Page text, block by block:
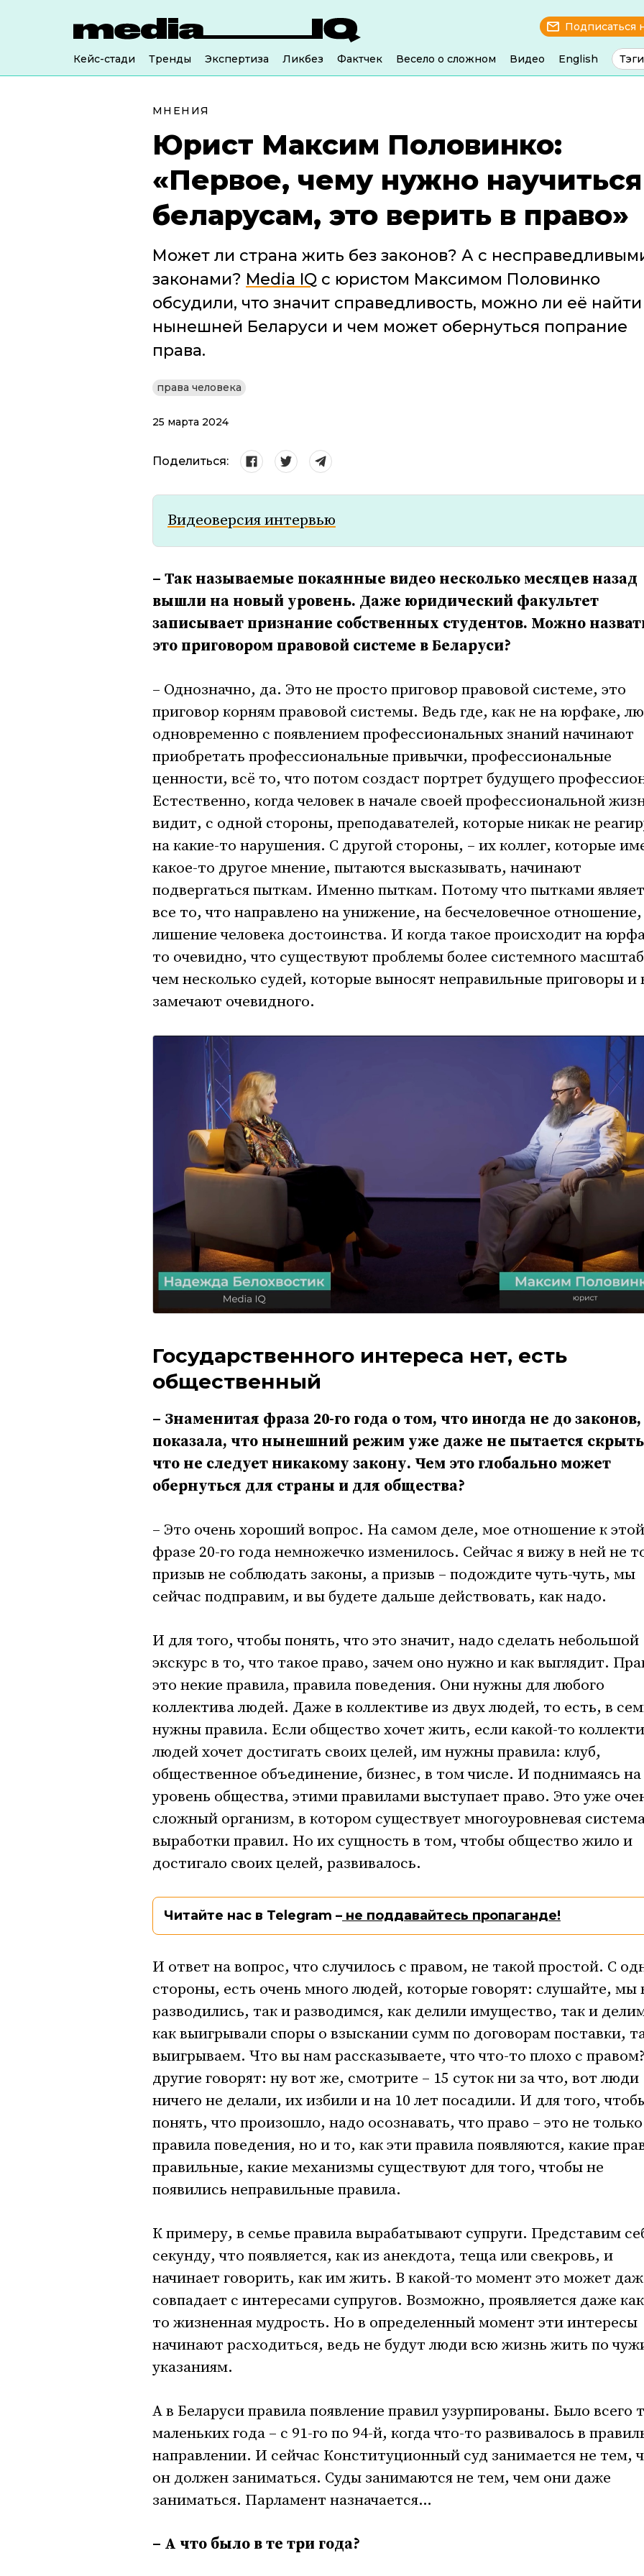
Подписаться
Кейс-стади Тренды Экспертиза Ликбез Фактчек Весело о сложном Видео English Тэги
МНЕНИЯ
Юрист Максим Половинко:
«Первое, чему нужно научиться
беларусам, это верить в право»
Может ли страна жить без законов? А с
законами? Media IQ с юристом Максимом Половинко
обсудили, что значит справедливость, можно ли её
нынешней Беларуси и чем может обернуться попрание
права.
права человека
25 марта 2024
Поделиться:
Видеоверсия интервью
– Так называемые покаянные видео несколько месяцев назад
вышли на новый уровень. Даже юридический факультет
записывает признание собственных студентов. Можно
это приговором правовой системе в Беларуси?
– Однозначно, да. Это не просто приговор правовой системе, это
приговор корням правовой системы. Ведь где, как не на юрфаке,
одновременно с появлением профессиональных знаний начинают
приобретать профессиональные привычки, профессиональные
ценности, всё то, что потом создаст портрет будущего
Естественно, когда человек в начале своей профессиональной
видит, с одной стороны, преподавателей, которые никак не
на какие-то нарушения. С другой стороны, – их коллег, которые
какое-то другое мнение, пытаются высказывать, начинают
подвергаться пыткам. Именно пыткам. Потому что пытками
все то, что направлено на унижение, на бесчеловечное
лишение человека достоинства. И когда такое происходит на
то очевидно, что существуют проблемы более системного
чем несколько судей, которые выносят неправильные приговоры и
замечают очевидного.
Государственного интереса нет, есть
общественный
– Знаменитая фраза 20-го года о том, что иногда не до законов,
показала, что нынешний режим уже даже не пытается
что не следует никакому закону. Чем это глобально может
обернуться для страны и для общества?
– Это очень хороший вопрос. На самом деле, мое отношение к этой
фразе 20-го года немножечко изменилось. Сейчас я вижу в ней не
призыв не соблюдать законы, а призыв – подождите чуть-чуть, мы
сейчас подправим, и вы будете дальше действовать, как надо.
И для того, чтобы понять, что это значит, надо сделать небольшой
экскурс в то, что такое право, зачем оно нужно и как выглядит.
это некие правила, правила поведения. Они нужны для любого
коллектива людей. Даже в коллективе из двух людей, то есть, в
нужны правила. Если общество хочет жить, если какой-то
людей хочет достигать своих целей, им нужны правила: клуб,
общественное объединение, бизнес, в том числе. И поднимаясь на
уровень общества, этими правилами выступает право. Это уже
сложный организм, в котором существует многоуровневая
выработки правил. Но их сущность в том, чтобы общество жило и
достигало своих целей, развивалось.
Читайте нас в Telegram – не поддавайтесь пропаганде!
И ответ на вопрос, что случилось с правом, не такой простой. С
стороны, есть очень много людей, которые говорят: слушайте, мы
разводились, так и разводимся, как делили имущество, так и
как выигрывали споры о взыскании сумм по договорам поставки,
выигрываем. Что вы нам рассказываете, что что-то плохо с
другие говорят: ну вот же, смотрите – 15 суток ни за что, вот люди
ничего не делали, их избили и на 10 лет посадили. И для того,
понять, что произошло, надо осознавать, что право – это не только
правила поведения, но и то, как эти правила появляются, какие
правильные, какие механизмы существуют для того, чтобы не
появились неправильные правила.
К примеру, в семье правила вырабатывают супруги. Представим
секунду, что появляется, как из анекдота, теща или свекровь, и
начинает говорить, как им жить. В какой-то момент это может
совпадает с интересами супругов. Возможно, проявляется даже
то жизненная мудрость. Но в определенный момент эти интересы
начинают расходиться, ведь не будут люди всю жизнь жить по
указаниям.
А в Беларуси правила появление правил узурпированы. Было всего
маленьких года – с 91-го по 94-й, когда что-то развивалось в
направлении. И сейчас Конституционный суд занимается не тем,
он должен заниматься. Суды занимаются не тем, чем они даже
заниматься. Парламент назначается…
– А что было в те три года?